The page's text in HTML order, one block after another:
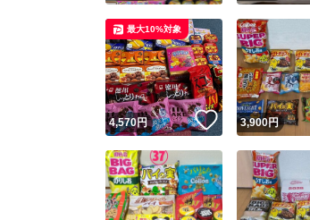
4,570円 いいね！
最大10%対象
3,900円